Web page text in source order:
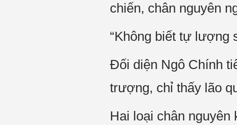
chiến, chân nguyên
“Không biết tự lượng
Đối diện Ngô Chính
trượng, chỉ thấy lão
Hai loại chân